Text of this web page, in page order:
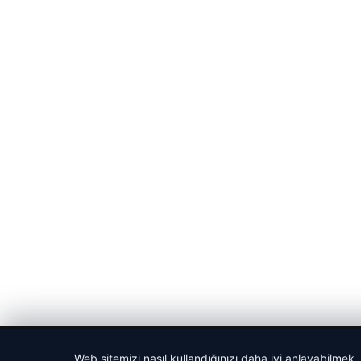
Web sitemizi nasıl kullandığınızı daha iyi